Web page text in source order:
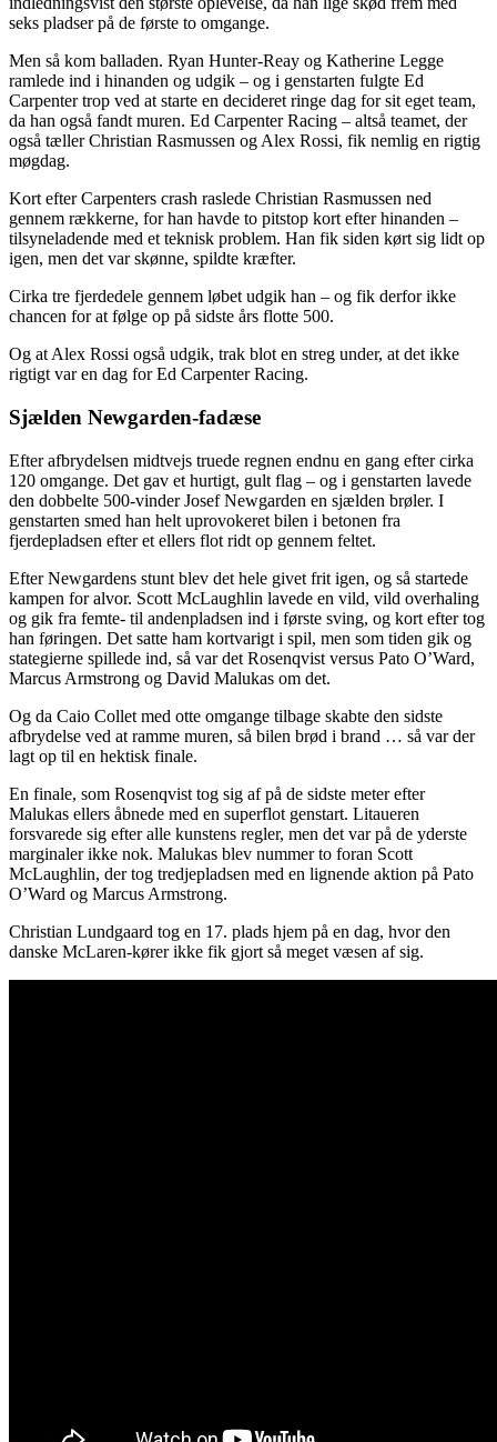
seks pladser på de første to omgange.
Men så kom balladen. Ryan Hunter-Reay og Katherine Legge
ramlede ind i hinanden og udgik – og i genstarten fulgte Ed
Carpenter trop ved at starte en decideret ringe dag for sit eget team,
da han også fandt muren. Ed Carpenter Racing – altså teamet, der
også tæller Christian Rasmussen og Alex Rossi, fik nemlig en rigtig
møgdag.
Kort efter Carpenters crash raslede Christian Rasmussen ned
gennem rækkerne, for han havde to pitstop kort efter hinanden –
tilsyneladende med et teknisk problem. Han fik siden kørt sig lidt op
igen, men det var skønne, spildte kræfter.
Cirka tre fjerdedele gennem løbet udgik han – og fik derfor ikke
chancen for at følge op på sidste års flotte 500.
Og at Alex Rossi også udgik, trak blot en streg under, at det ikke
rigtigt var en dag for Ed Carpenter Racing.
Sjælden Newgarden-fadæse
Efter afbrydelsen midtvejs truede regnen endnu en gang efter cirka
120 omgange. Det gav et hurtigt, gult flag – og i genstarten lavede
den dobbelte 500-vinder Josef Newgarden en sjælden brøler. I
genstarten smed han helt uprovokeret bilen i betonen fra
fjerdepladsen efter et ellers flot ridt op gennem feltet.
Efter Newgardens stunt blev det hele givet frit igen, og så startede
kampen for alvor. Scott McLaughlin lavede en vild, vild overhaling
og gik fra femte- til andenpladsen ind i første sving, og kort efter tog
han føringen. Det satte ham kortvarigt i spil, men som tiden gik og
stategierne spillede ind, så var det Rosenqvist versus Pato O’Ward,
Marcus Armstrong og David Malukas om det.
Og da Caio Collet med otte omgange tilbage skabte den sidste
afbrydelse ved at ramme muren, så bilen brød i brand … så var der
lagt op til en hektisk finale.
En finale, som Rosenqvist tog sig af på de sidste meter efter
Malukas ellers åbnede med en superflot genstart. Litaueren
forsvarede sig efter alle kunstens regler, men det var på de yderste
marginaler ikke nok. Malukas blev nummer to foran Scott
McLaughlin, der tog tredjepladsen med en lignende aktion på Pato
O’Ward og Marcus Armstrong.
Christian Lundgaard tog en 17. plads hjem på en dag, hvor den
danske McLaren-kører ikke fik gjort så meget væsen af sig.